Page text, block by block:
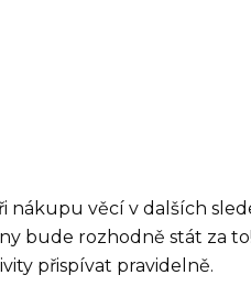
věcí v dalších
bude rozhodně stát za
přispívat pravidelně.